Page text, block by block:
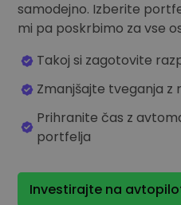
...danes bi bil vreden
Inteligentni portfelji
Pameten način vlaganja v
Kriptomat denarnica
Najdi svojo kripto strategijo
Zaslužite nagrade s svojim
samodejno. Izberite
mi pa poskrbimo za vse
Takoj si zagotovite
Zmanjšajte tveganja z
Prihranite čas z
portfelja
Investirajte na